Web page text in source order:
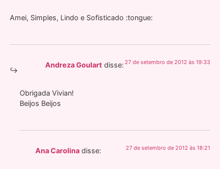
Amei, Simples, Lindo e Sofisticado :tongue:
Andreza Goulart disse: 27 de setembro de 2012 às 19:33
Obrigada Vivian!
Beijos Beijos
Ana Carolina disse: 27 de setembro de 2012 às 18:21